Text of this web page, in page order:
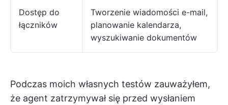
Dostęp do
łączników
Tworzenie wiadomości e-mail,
planowanie kalendarza,
wyszukiwanie dokumentów
Podczas moich własnych testów zauważyłem,
że agent zatrzymywał się przed wysłaniem